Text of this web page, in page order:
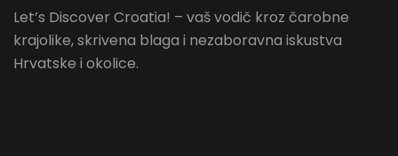
Let’s Discover Croatia! – vaš vodič kroz čarobne
krajolike, skrivena blaga i nezaboravna iskustva
Hrvatske i okolice.